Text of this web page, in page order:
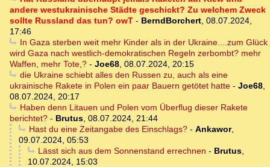
andere westukrainische Städte geschickt? Zu welchem Zweck
sollte Russland das tun? owT - BerndBorchert, 08.07.2024,
17:46
In Gaza sterben weit mehr Kinder als in der Ukraine....zum Glück
wird Gaza nach westlich-demokratischen Regeln zerbombt? mehr
Waffen, mehr Tote,? - Joe68, 08.07.2024, 20:15
die Ukraine schiebt alles den Russen zu, auch als eine
ukrainische Rakete in Polen ein paar Bauern getötet hatte - Joe68,
08.07.2024, 20:17
Haben denn Litauen und Polen vom Überflug dieser Rakete
berichtet? - Brutus, 08.07.2024, 21:44
Hast du eine Zeitangabe des Einschlags?- Ankawor,
09.07.2024, 05:53
Lässt sich aus dem Sonnenstand errechnen - Brutus,
10.07.2024, 15:03